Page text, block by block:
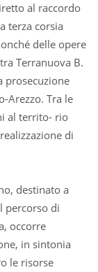
al raccordo
terza corsia
delle opere
Terranuova B.
prosecuzione
Arezzo. Tra le
al territo- rio
di
destinato a
percorso di
occorre
in sintonia
le risorse